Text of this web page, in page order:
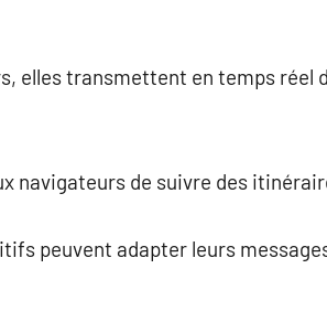
elles transmettent en temps réel
navigateurs de suivre des
peuvent adapter leurs